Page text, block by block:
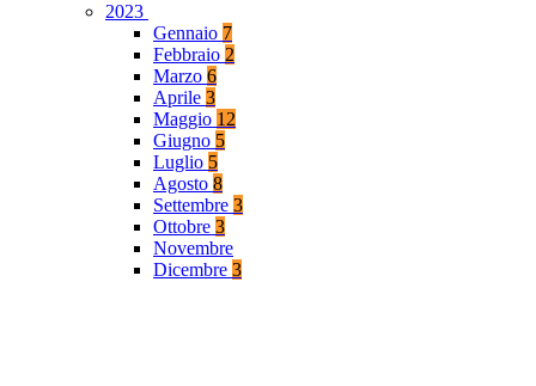
2023
Gennaio 7
Febbraio 2
Marzo 6
Aprile 3
Maggio 12
Giugno 5
Luglio 5
Agosto 8
Settembre 3
Ottobre 3
Novembre
Dicembre 3